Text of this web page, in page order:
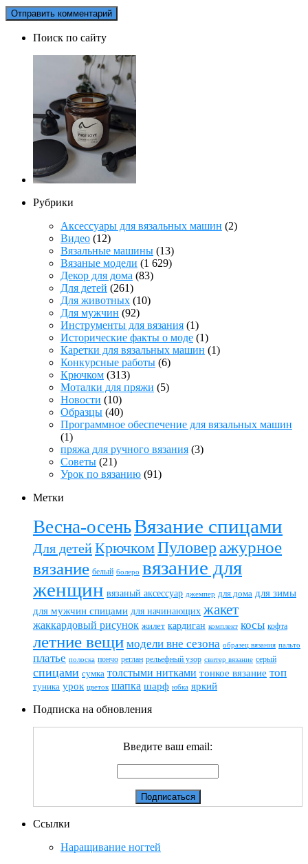
Поиск по сайту
Рубрики
Аксессуары для вязальных машин (2)
Видео (12)
Вязальные машины (13)
Вязаные модели (1 629)
Декор для дома (83)
Для детей (261)
Для животных (10)
Для мужчин (92)
Инструменты для вязания (1)
Исторические факты о моде (1)
Каретки для вязальных машин (1)
Конкурсные работы (6)
Крючком (313)
Моталки для пряжи (5)
Новости (10)
Образцы (40)
Программное обеспечение для вязальных машин
(1)
пряжа для ручного вязания (3)
Советы (21)
Урок по вязанию (91)
Метки
Весна-осеньВязание спицами
Для детейКрючкомПуловер ажурное
вязание белый болеро вязание для
женщин вязаный аксессуар джемпер для дома для зимы
для мужчин спицами для начинающих жакет
жаккардовый рисунок жилет кардиган комплект косы кофта
летние вещи модели вне сезона образец вязания пальто
платье полоска пончо реглан рельефный узор свитер вязание серый
спицами сумка толстыми нитками тонкое вязание топ
туника урок цветок шапка шарф юбка яркий
Подписка на обновления
Введите ваш email:
Ссылки
Наращивание ногтей